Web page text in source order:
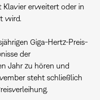
Klavier erweitert oder in
wird.
Giga-Hertz-Preis-
der
Jahr zu hören und
steht schließlich